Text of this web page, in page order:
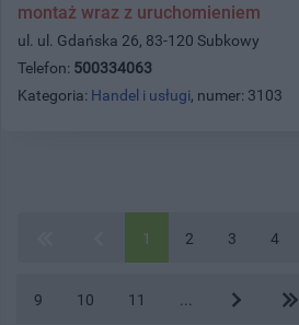
montaż wraz z uruchomieniem
ul. ul. Gdańska 26, 83-120 Subkowy
Telefon: 500334063
Kategoria: Handel i usługi, numer: 3103
1 2 3 4
9 10 11